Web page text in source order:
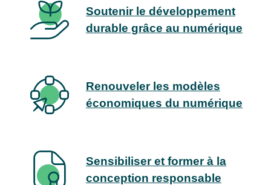
Soutenir le développement
durable grâce au numérique
Renouveler les modèles
économiques du numérique
Sensibiliser et former à la
conception responsable